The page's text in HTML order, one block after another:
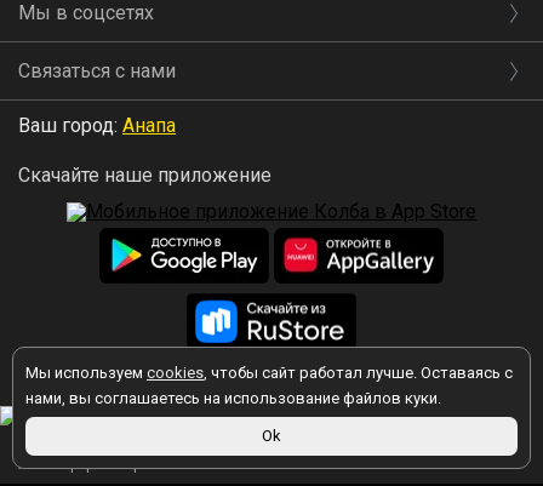
Мы используем cookies, чтобы сайт работал лучше. Оставаясь с
нами, вы соглашаетесь на использование файлов куки.
Ok
Мы в соцсетях
Связаться с нами
Ваш город: Анапа
Скачайте наше приложение
2026 © Колба
Вы принимаете условия политики в отношении обработки
персональных данных
любой форме обратной связи на сайте kolba.ru.